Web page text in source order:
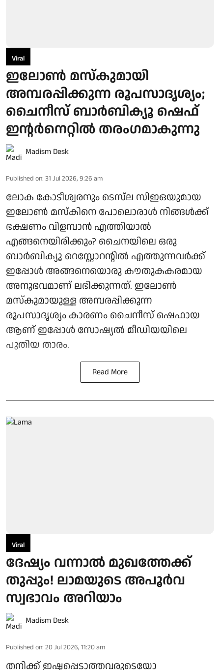
Viral
ഇലോൺ മസ്കുമായി
അമ്പരപ്പിക്കുന്ന രൂപസാദൃശ്യം;
ചൈനീസ് ബാർബിക്യൂ ഷെഫ്
ഇന്റർനെറ്റിൽ തരംഗമാകുന്നു
Madism Desk
Published on: 31 Jul 2026, 9:26 am
ലോക കോടീശ്വരനും ടെസ്‌ല സിഇഒയുമായ
ഇലോൺ മസ്കിനെ പോലൊരാൾ നിങ്ങൾക്ക്
ഭക്ഷണം വിളമ്പാൻ എത്തിയാൽ
എങ്ങനെയിരിക്കും? ചൈനയിലെ ഒരു
ബാർബിക്യൂ റെസ്റ്റോറന്റിൽ എത്തുന്നവർക്ക്
ഇപ്പോൾ അങ്ങനെയൊരു കൗതുകകരമായ
അനുഭവമാണ് ലഭിക്കുന്നത്. ഇലോൺ
മസ്കുമായുള്ള അമ്പരപ്പിക്കുന്ന
രൂപസാദൃശ്യം കാരണം ചൈനീസ് ഷെഫായ
ആണ് ഇപ്പോൾ സോഷ്യൽ മീഡിയയിലെ
പുതിയ താരം.
Read More
Viral
ദേഷ്യം വന്നാൽ മുഖത്തേക്ക്
തുപ്പും! ലാമയുടെ അപൂർവ
സ്വഭാവം അറിയാം
Madism Desk
Published on: 20 Jul 2026, 11:20 am
തനിക്ക് ഇഷ്ടപ്പെടാത്തവരുടെയോ